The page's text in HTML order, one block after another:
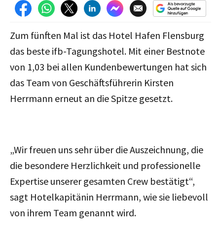
Zum fünften Mal ist das Hotel Hafen Flensburg
das beste ifb-Tagungshotel. Mit einer Bestnote
von 1,03 bei allen Kundenbewertungen hat sich
das Team von Geschäftsführerin Kirsten
Herrmann erneut an die Spitze gesetzt.
„Wir freuen uns sehr über die Auszeichnung, die
die besondere Herzlichkeit und professionelle
Expertise unserer gesamten Crew bestätigt“,
sagt Hotelkapitänin Herrmann, wie sie liebevoll
von ihrem Team genannt wird.